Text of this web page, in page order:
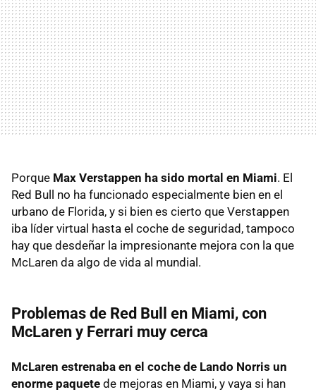
Porque Max Verstappen ha sido mortal en Miami. El
Red Bull no ha funcionado especialmente bien en el
urbano de Florida, y si bien es cierto que Verstappen
iba líder virtual hasta el coche de seguridad, tampoco
hay que desdeñar la impresionante mejora con la que
McLaren da algo de vida al mundial.
Problemas de Red Bull en Miami, con
McLaren y Ferrari muy cerca
McLaren estrenaba en el coche de Lando Norris un
enorme paquete de mejoras en Miami, y vaya si han